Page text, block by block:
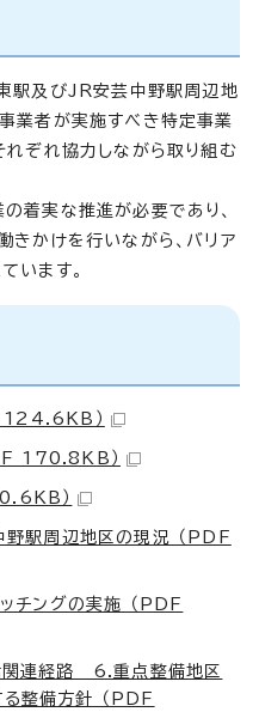
駅及びJR安芸中野駅周辺地
業者が実施すべき特定事業
れぞれ協力しながら取り組む
着実な推進が必要であり、
きかけを行いながら、バリア
います。
124.6KB）
170.8KB）
）
駅周辺地区の現況 （PDF
ッチングの実施 （PDF
関連経路 6.重点整備地区
整備方針 （PDF